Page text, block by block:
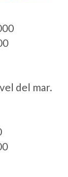
del mar.